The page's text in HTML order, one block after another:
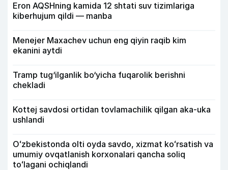
Eron AQSHning kamida 12 shtati suv tizimlariga
kiberhujum qildi — manba
Menejer Maxachev uchun eng qiyin raqib kim
ekanini aytdi
Tramp tug‘ilganlik bo‘yicha fuqarolik berishni
chekladi
Kottej savdosi ortidan tovlamachilik qilgan aka-uka
ushlandi
Oʻzbekistonda olti oyda savdo, xizmat koʻrsatish va
umumiy ovqatlanish korxonalari qancha soliq
toʻlagani ochiqlandi